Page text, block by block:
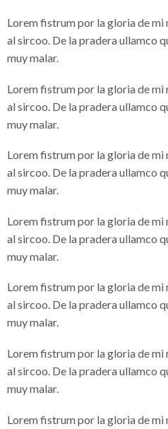
Lorem fistrum por la gloria de mi
al sircoo. De la pradera ullamco
muy malar.
Lorem fistrum por la gloria de mi
al sircoo. De la pradera ullamco
muy malar.
Lorem fistrum por la gloria de mi
al sircoo. De la pradera ullamco
muy malar.
Lorem fistrum por la gloria de mi
al sircoo. De la pradera ullamco
muy malar.
Lorem fistrum por la gloria de mi
al sircoo. De la pradera ullamco
muy malar.
Lorem fistrum por la gloria de mi
al sircoo. De la pradera ullamco
muy malar.
Lorem fistrum por la gloria de mi